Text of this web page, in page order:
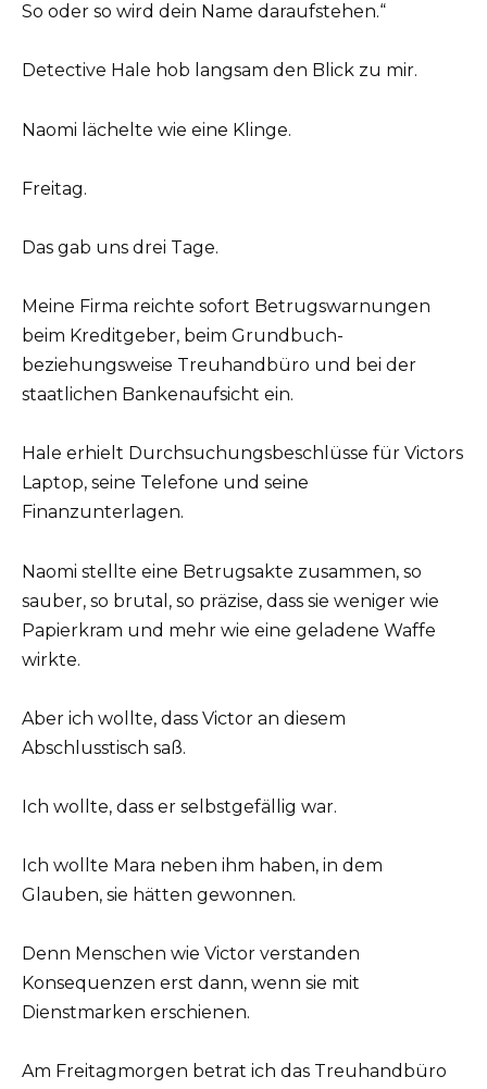
So oder so wird dein Name daraufstehen.“
Detective Hale hob langsam den Blick zu mir.
Naomi lächelte wie eine Klinge.
Freitag.
Das gab uns drei Tage.
Meine Firma reichte sofort Betrugswarnungen
beim Kreditgeber, beim Grundbuch-
beziehungsweise Treuhandbüro und bei der
staatlichen Bankenaufsicht ein.
Hale erhielt Durchsuchungsbeschlüsse für Victors
Laptop, seine Telefone und seine
Finanzunterlagen.
Naomi stellte eine Betrugsakte zusammen, so
sauber, so brutal, so präzise, dass sie weniger wie
Papierkram und mehr wie eine geladene Waffe
wirkte.
Aber ich wollte, dass Victor an diesem
Abschlusstisch saß.
Ich wollte, dass er selbstgefällig war.
Ich wollte Mara neben ihm haben, in dem
Glauben, sie hätten gewonnen.
Denn Menschen wie Victor verstanden
Konsequenzen erst dann, wenn sie mit
Dienstmarken erschienen.
Am Freitagmorgen betrat ich das Treuhandbüro